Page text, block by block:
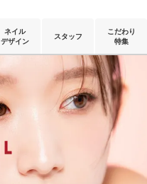
ネイル
デザイン
スタッフ
こだわり
特集